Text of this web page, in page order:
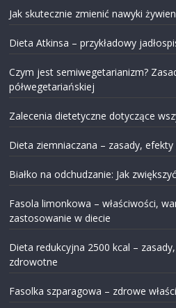
Jak skutecznie zmienić nawyki
Dieta Atkinsa – przykładowy
Czym jest semiwegetarianizm?
półwegetariańskiej
Zalecenia dietetyczne dotyczące
Dieta ziemniaczana – zasady,
Białko na odchudzanie: Jak
Fasola limonkowa – właściwości,
zastosowanie w diecie
Dieta redukcyjna 2500 kcal –
zdrowotne
Fasolka szparagowa – zdrowe